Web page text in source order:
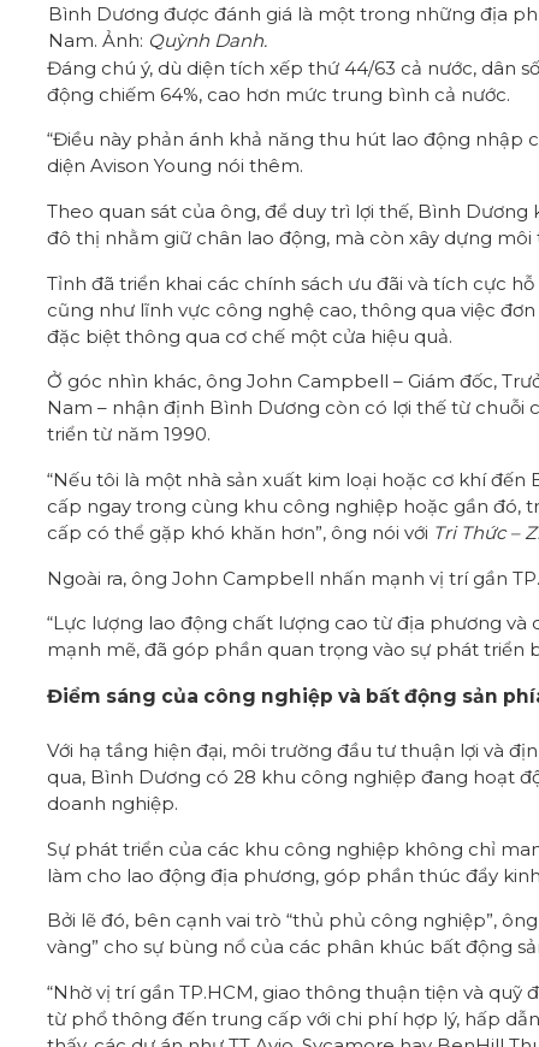
Bình Dương được đánh giá là một trong những địa
Nam. Ảnh: Quỳnh Danh.
Đáng chú ý, dù diện tích xếp thứ 44/63 cả nước, dân
động chiếm 64%, cao hơn mức trung bình cả nước.
“Điều này phản ánh khả năng thu hút lao động nhập
diện Avison Young nói thêm.
Theo quan sát của ông, để duy trì lợi thế, Bình
đô thị nhằm giữ chân lao động, mà còn xây dựng
Tỉnh đã triển khai các chính sách ưu đãi và tích cực
cũng như lĩnh vực công nghệ cao, thông qua việc
đặc biệt thông qua cơ chế một cửa hiệu quả.
Ở góc nhìn khác, ông John Campbell – Giám đốc,
Nam – nhận định Bình Dương còn có lợi thế từ chuỗi
triển từ năm 1990.
“Nếu tôi là một nhà sản xuất kim loại hoặc cơ khí
cấp ngay trong cùng khu công nghiệp hoặc gần đó,
cấp có thể gặp khó khăn hơn”, ông nói với Tri Thức –
Ngoài ra, ông John Campbell nhấn mạnh vị trí gần
“Lực lượng lao động chất lượng cao từ địa phương
mạnh mẽ, đã góp phần quan trọng vào sự phát triển
Điểm sáng của công nghiệp và bất động sản
Với hạ tầng hiện đại, môi trường đầu tư thuận lợi và
qua, Bình Dương có 28 khu công nghiệp đang hoạt
doanh nghiệp.
Sự phát triển của các khu công nghiệp không chỉ
làm cho lao động địa phương, góp phần thúc đẩy
Bởi lẽ đó, bên cạnh vai trò “thủ phủ công nghiệp”,
vàng” cho sự bùng nổ của các phân khúc bất động
“Nhờ vị trí gần TP.HCM, giao thông thuận tiện và
từ phổ thông đến trung cấp với chi phí hợp lý, hấp